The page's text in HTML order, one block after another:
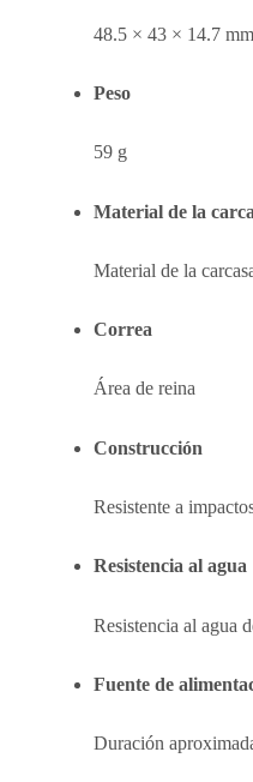
48.5 × 43 × 14.7 mm
Peso
59 g
Material de la
Material de la
Correa
Área de reina
Construcción
Resistente a
Resistencia al agua
Resistencia al agua
Fuente de
Duración